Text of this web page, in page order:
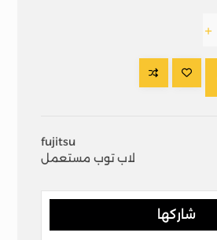
+
fujitsu
لاب توب مستعمل